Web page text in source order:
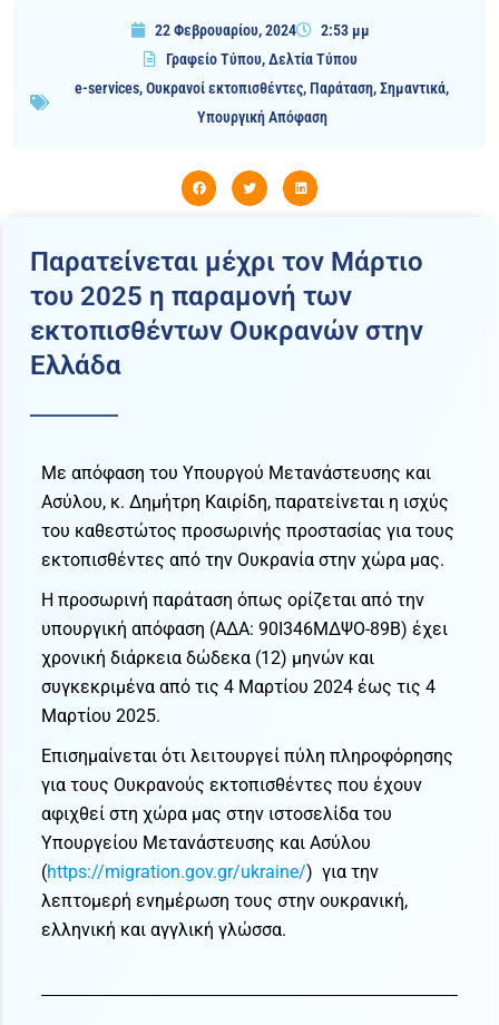
22 Φεβρουαρίου, 2024
2:53 μμ
Γραφείο Τύπου,Δελτία Τύπου
e-services,Ουκρανοί εκτοπισθέντες,Παράταση,Σημαντικά,
Υπουργική Απόφαση
Παρατείνεται μέχρι τον Μάρτιο
του 2025 η παραμονή των
εκτοπισθέντων Ουκρανών στην
Ελλάδα
Με απόφαση του Υπουργού Μετανάστευσης και
Ασύλου, κ. Δημήτρη Καιρίδη, παρατείνεται η ισχύς
του καθεστώτος προσωρινής προστασίας για τους
εκτοπισθέντες από την Ουκρανία στην χώρα μας.
Η προσωρινή παράταση όπως ορίζεται από την
υπουργική απόφαση (ΑΔΑ: 90Ι346ΜΔΨΟ-89Β) έχει
χρονική διάρκεια δώδεκα (12) μηνών και
συγκεκριμένα από τις 4 Μαρτίου 2024 έως τις 4
Μαρτίου 2025.
Επισημαίνεται ότι λειτουργεί πύλη πληροφόρησης
για τους Ουκρανούς εκτοπισθέντες που έχουν
αφιχθεί στη χώρα μας στην ιστοσελίδα του
Υπουργείου Μετανάστευσης και Ασύλου
(https://migration.gov.gr/ukraine/) για την
λεπτομερή ενημέρωση τους στην ουκρανική,
ελληνική και αγγλική γλώσσα.